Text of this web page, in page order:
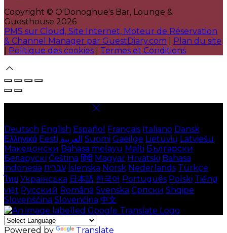
Copyright © O'Donoghue's Bar, Lounge &
Guesthouse 2026
PMS sur Cloud, Site Internet, Moteur de Réservation
& Channel Manager par GuestDiary.com
Plan du site
Politique des cookies Termes et Conditions
Deutsch English Español Français Italiano Dansk
Ελληνικά Eesti العربية Suomi Gaeilge Lietuvių Latviešu
Македонски Bahasa melayu Malti Български
Беларускі Čeština हिंदी Magyar Hrvatski Bahasa
indonesia עברית Íslenska Norsk Nederlands Türkçe
ไทย Українська 日本語 한국어 Português Polski Tiếng
việt Русский Română Svenska Српски Shqipe
Slovenščina Slovenčina 中文
Powered by Translate